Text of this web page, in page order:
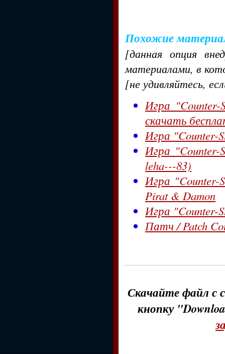
Похожие
[данная опция
материалами, в
[не удивляйтесь,
Игра "Counter-
скачать
Игра "Counter-
Игра "Counter-
leha---83)
Игра "Counter-
Pirat & Damon
Игра "Counter-
Патч / Patch
Скачайте файл с
кнопку